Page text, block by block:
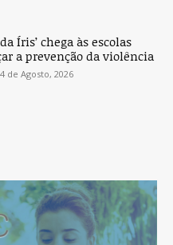
Íris’ chega às escolas
a prevenção da violência
4 de Agosto, 2026